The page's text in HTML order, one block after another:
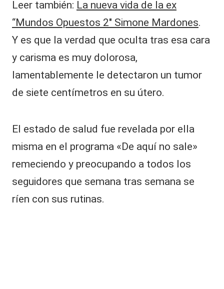
el
fi
d
e
u
m
a
m
o
ni
o
r
e
Leer también: La nueva vida de la ex
“Mundos Opuestos 2″ Simone Mardones.
Y es que la verdad que oculta tras esa cara
y carisma es muy dolorosa,
lamentablemente le detectaron un tumor
de siete centímetros en su útero.
El estado de salud fue revelada por ella
misma en el programa «De aquí no sale»
remeciendo y preocupando a todos los
seguidores que semana tras semana se
ríen con sus rutinas.